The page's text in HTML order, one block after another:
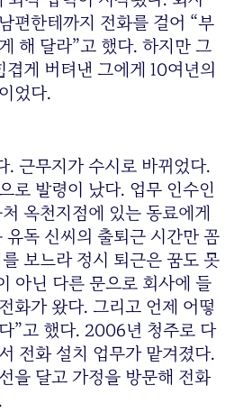
편한테까지 전화를 걸어 “부
해 달라”고 했다. 하지만 그
게 버텨낸 그에게 10여년의
었다.
근무지가 수시로 바뀌었다.
로 발령이 났다. 업무 인수인
옥천지점에 있는 동료에게
유독 신씨의 출퇴근 시간만 꼼
보느라 정시 퇴근은 꿈도 못
아닌 다른 문으로 회사에 들
화가 왔다. 그리고 언제 어떻
”고 했다. 2006년 청주로 다
전화 설치 업무가 맡겨졌다.
을 달고 가정을 방문해 전화